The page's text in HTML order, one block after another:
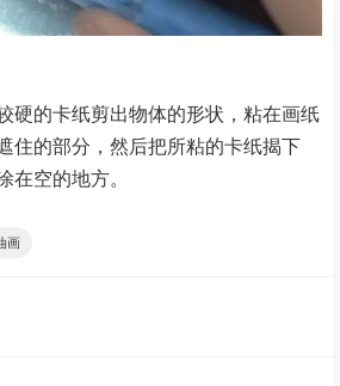
硬的卡纸剪出物体的形状，粘在画纸
住的部分，然后把所粘的卡纸揭下
空的地方。
画